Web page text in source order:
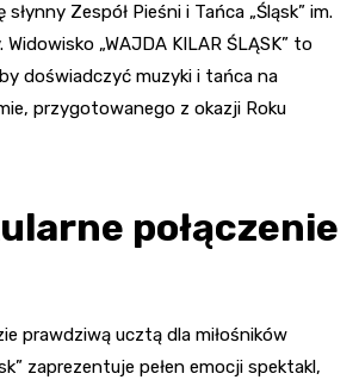
Zespół Pieśni i Tańca „Śląsk” im.
„WAJDA KILAR ŚLĄSK” to
doświadczyć muzyki i tańca na
przygotowanego z okazji Roku
połączenie
prawdziwą ucztą dla miłośników
zaprezentuje pełen emocji spektakl,